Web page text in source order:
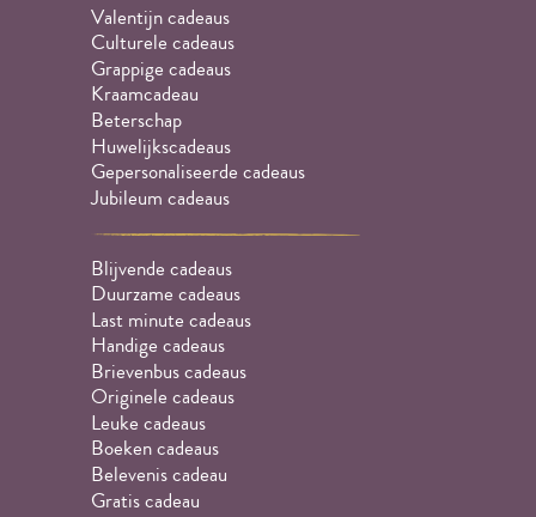
Valentijn cadeaus
Culturele cadeaus
Grappige cadeaus
Kraamcadeau
Beterschap
Huwelijkscadeaus
Gepersonaliseerde cadeaus
Jubileum cadeaus
Blijvende cadeaus
Duurzame cadeaus
Last minute cadeaus
Handige cadeaus
Brievenbus cadeaus
Originele cadeaus
Leuke cadeaus
Boeken cadeaus
Belevenis cadeau
Gratis cadeau